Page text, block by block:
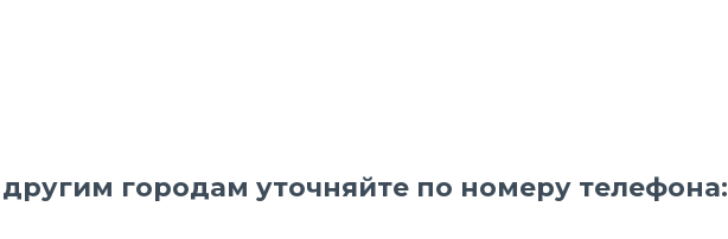
городам уточняйте по номеру телефона: